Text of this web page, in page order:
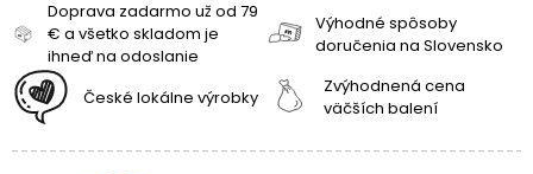
Doprava zadarmo už od 79
€ a všetko skladom je
ihneď na odoslanie
Výhodné spôsoby
doručenia na Slovensko
České lokálne výrobky
Zvýhodnená cena
väčších balení